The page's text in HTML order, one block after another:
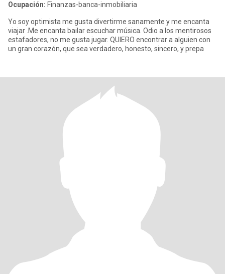
Ocupación: Finanzas-banca-inmobiliaria
Yo soy optimista me gusta divertirme sanamente y me encanta
viajar .Me encanta bailar escuchar música. Odio a los mentirosos
estafadores, no me gusta jugar. QUIERO encontrar a alguien con
un gran corazón, que sea verdadero, honesto, sincero, y prepa